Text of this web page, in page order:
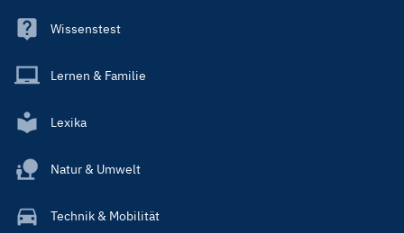
Wissenstest
Lernen & Familie
Lexika
Natur & Umwelt
Technik & Mobilität